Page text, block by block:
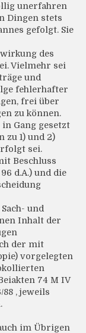
unerfahren
Dingen stets
gefolgt. Sie
des
Vielmehr sei
und
fehlerhafter
frei über
zu können.
Gang gesetzt
zu 1) und 2)
sei.
Beschluss
d.A.) und die
und
Inhalt der
der mit
vorgelegten
74 M IV
88 , jeweils
im Übrigen